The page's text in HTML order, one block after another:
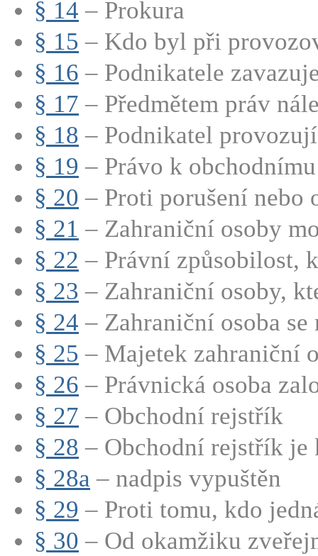
§ 14 – Prokura
§ 15 – Kdo byl při
§ 16 – Podnikatele
§ 17 – Předmětem práv
§ 18 – Podnikatel
§ 19 – Právo k
§ 20 – Proti porušení nebo
§ 21 – Zahraniční osoby
§ 22 – Právní způsobilost,
§ 23 – Zahraniční osoby,
§ 24 – Zahraniční osoba se
§ 25 – Majetek zahraniční
§ 26 – Právnická osoba
§ 27 – Obchodní rejstřík
§ 28 – Obchodní rejstřík je
§ 28a – nadpis vypuštěn
§ 29 – Proti tomu, kdo
§ 30 – Od okamžiku